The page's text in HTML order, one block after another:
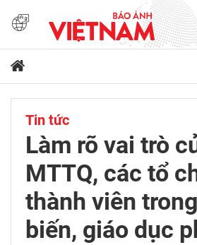
Tin tức
Làm rõ vai trò
MTTQ, các tổ
thành viên
biến, giáo dục